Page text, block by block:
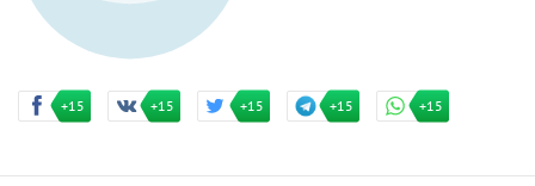
+15 +15 +15 +15 +15